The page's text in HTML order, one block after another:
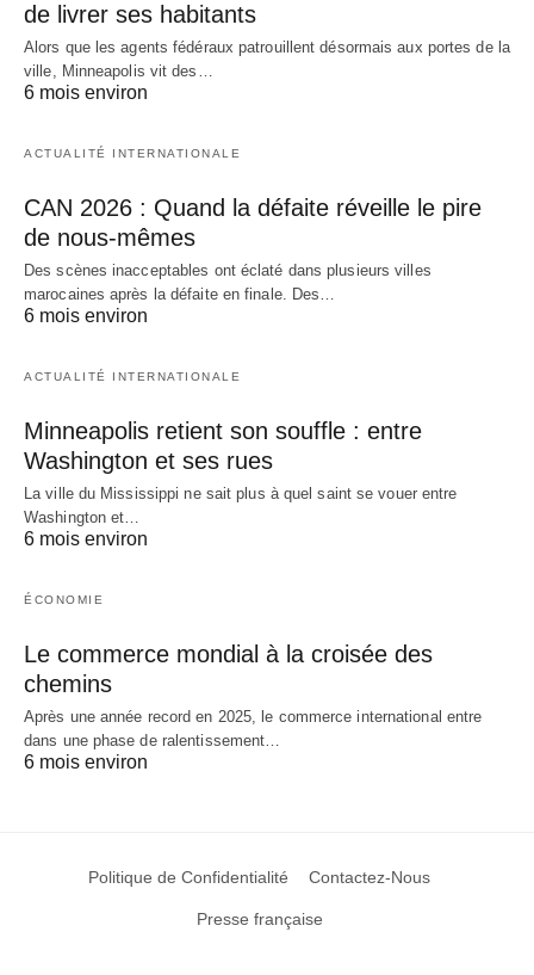
de livrer ses habitants
Alors que les agents fédéraux patrouillent désormais aux portes de la
ville, Minneapolis vit des…
6 mois environ
ACTUALITÉ INTERNATIONALE
CAN 2026 : Quand la défaite réveille le pire
de nous-mêmes
Des scènes inacceptables ont éclaté dans plusieurs villes
marocaines après la défaite en finale. Des…
6 mois environ
ACTUALITÉ INTERNATIONALE
Minneapolis retient son souffle : entre
Washington et ses rues
La ville du Mississippi ne sait plus à quel saint se vouer entre
Washington et…
6 mois environ
ÉCONOMIE
Le commerce mondial à la croisée des
chemins
Après une année record en 2025, le commerce international entre
dans une phase de ralentissement…
6 mois environ
Politique de Confidentialité Contactez-Nous
Presse française